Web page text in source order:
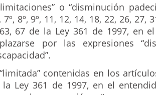
o “disminución
8º, 9º, 11, 12, 14, 18, 22, 26, 27,
67 de la Ley 361 de 1997, en
por las expresiones
contenidas en los
Ley 361 de 1997, en el